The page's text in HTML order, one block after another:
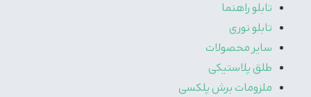
تابلو راهنما
تابلو نوری
سایر محصولات
طلق پلاستیکی
ملزومات برش پلکسی